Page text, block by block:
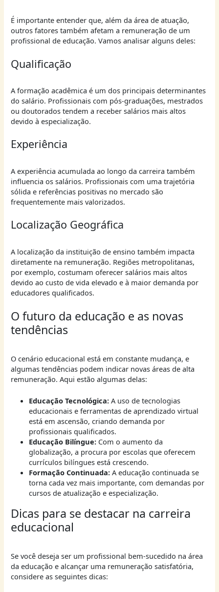
É importante entender que, além da área de atuação,
outros fatores também afetam a remuneração de um
profissional de educação. Vamos analisar alguns deles:
Qualificação
A formação acadêmica é um dos principais determinantes
do salário. Profissionais com pós-graduações, mestrados
ou doutorados tendem a receber salários mais altos
devido à especialização.
Experiência
A experiência acumulada ao longo da carreira também
influencia os salários. Profissionais com uma trajetória
sólida e referências positivas no mercado são
frequentemente mais valorizados.
Localização Geográfica
A localização da instituição de ensino também impacta
diretamente na remuneração. Regiões metropolitanas,
por exemplo, costumam oferecer salários mais altos
devido ao custo de vida elevado e à maior demanda por
educadores qualificados.
O futuro da educação e as novas
tendências
O cenário educacional está em constante mudança, e
algumas tendências podem indicar novas áreas de alta
remuneração. Aqui estão algumas delas:
Educação Tecnológica:A uso de tecnologias
educacionais e ferramentas de aprendizado virtual
está em ascensão, criando demanda por
profissionais qualificados.
Educação Bilíngue:Com o aumento da
globalização, a procura por escolas que oferecem
currículos bilíngues está crescendo.
Formação Continuada:A educação continuada se
torna cada vez mais importante, com demandas por
cursos de atualização e especialização.
Dicas para se destacar na carreira
educacional
Se você deseja ser um profissional bem-sucedido na área
da educação e alcançar uma remuneração satisfatória,
considere as seguintes dicas: